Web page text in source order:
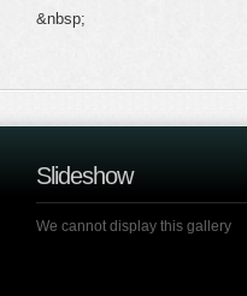
&nbsp;
Slideshow
We cannot display this gallery